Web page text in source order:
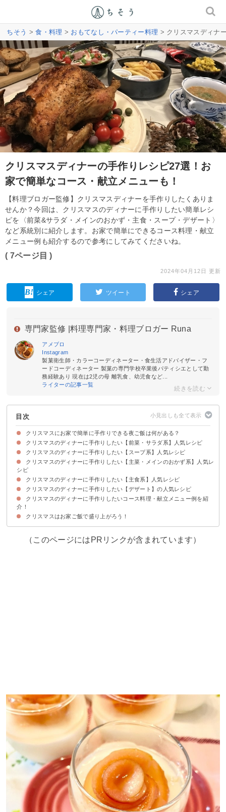
ちそう >食・料理 > おもてなし・パーティー料理 > クリスマスディナ
クリスマスディナーの手作りレシピ27選！お
家で簡単なコース・献立メニューも！
【料理ブロガー監修】クリスマスディナーを手作りしたくありま
せんか？今回は、クリスマスのディナーに手作りしたい簡単レシ
ピを〈前菜&サラダ・メインのおかず・主食・スープ・デザート〉
など系統別に紹介します。お家で簡単にできるコース料理・献立
メニュー例も紹介するので参考にしてみてくださいね。
( 7ページ目 )
2024年04月12日 更新
シェア ツイート シェア
専門家監修 | 料理専門家・料理ブロガー Runa
アメブロ
Instagram
製菓衛生師・カラーコーディネーター・食生活アドバイザー・フ
ードコーディネーター 製菓の専門学校卒業後パティシエとして勤
務経験あり 現在は2児の母 離乳食、幼児食など...
ライターの記事一覧
目次
クリスマスにお家で簡単に手作りできる夜ご飯は何がある？
クリスマスのディナーに手作りしたい【前菜・サラダ系】人気レシピ
①おしゃれなリースサラダ
②ツリー風に盛り付けしたサラダ
③クリスマスカラーのカプレーゼ
④簡単に作れるトマトのマリネ
クリスマスのディナーに手作りしたい【スープ系】人気レシピ
①ビーフシチュー
②ミネストローネ
③ポトフ
④クリームシチュー
⑤かぶのポタージュ
クリスマスのディナーに手作りしたい【主菜・メインのおかず系】人気レ
シピ
①ミートローフ
②ローストチキン
③ローストポーク
④簡単なパンキッシュ
⑤鶏肉のトマト煮
⑥トースターで作るローストビーフ
⑦クリスマスらしく盛り付けしたグラタン
クリスマスのディナーに手作りしたい【主食系】人気レシピ
①ラザニア
②パエリア
③ミラノ風ドリア
④ハーブリゾット
⑤フライパンでマルゲリータピザ
⑥おしゃれなジェノベーゼパスタ
クリスマスのディナーに手作りしたい【デザート】の人気レシピ
①リースパイ
②子供に人気のパンケーキツリー
③ブッシュドノエル
④スコップケーキ
⑤おしゃれなヨーグルトムース
クリスマスのディナーに手作りしたいコース料理・献立メニュー例を紹
介！
献立メニュー例①〜初心者でも簡単に作れるクリスマスディナーが作りたい
献立メニュー例②〜大人数でパーティーを楽しみたい時におすすめ〜
献立メニュー例③〜クリスマスに和食が食べたい人におすすめ〜
クリスマスはお家ご飯で盛り上がろう！
（このページにはPRリンクが含まれています）